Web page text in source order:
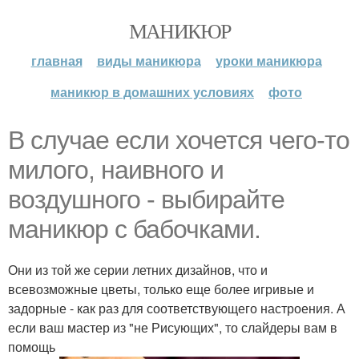
МАНИКЮР
главная виды маникюра
уроки маникюра
маникюр в домашних условиях
фото
В случае если хочется чего-то
милого, наивного и
воздушного - выбирайте
маникюр с бабочками.
Они из той же серии летних дизайнов, что и
всевозможные цветы, только еще более игривые и
задорные - как раз для соответствующего настроения. А
если ваш мастер из "не Рисующих", то слайдеры вам в
помощь